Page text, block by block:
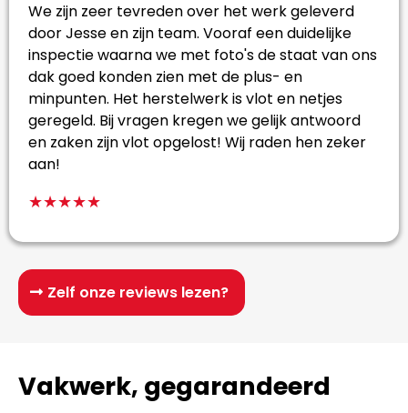
We zijn zeer tevreden over het werk geleverd
door Jesse en zijn team. Vooraf een duidelijke
inspectie waarna we met foto's de staat van ons
dak goed konden zien met de plus- en
minpunten. Het herstelwerk is vlot en netjes
geregeld. Bij vragen kregen we gelijk antwoord
en zaken zijn vlot opgelost! Wij raden hen zeker
aan!
★★★★★
Zelf onze reviews lezen?
Vakwerk, gegarandeerd